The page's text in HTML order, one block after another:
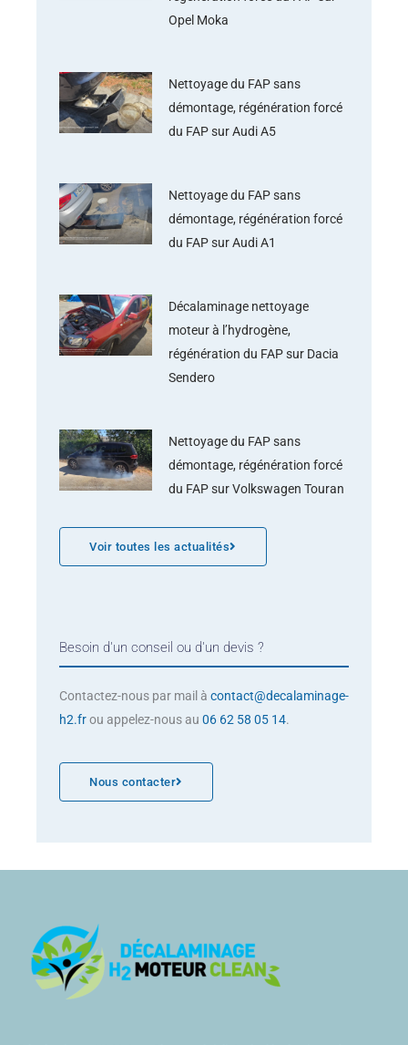
Opel Moka
Nettoyage du FAP sans
démontage, régénération forcé
du FAP sur Audi A5
Nettoyage du FAP sans
démontage, régénération forcé
du FAP sur Audi A1
Décalaminage nettoyage
moteur à l’hydrogène,
régénération du FAP sur Dacia
Sendero
Nettoyage du FAP sans
démontage, régénération forcé
du FAP sur Volkswagen Touran
Voir toutes les actualités
Besoin d'un conseil ou d'un devis ?
Contactez-nous par mail à contact@decalaminage-
h2.frou appelez-nous au 06 62 58 05 14.
Nous contacter